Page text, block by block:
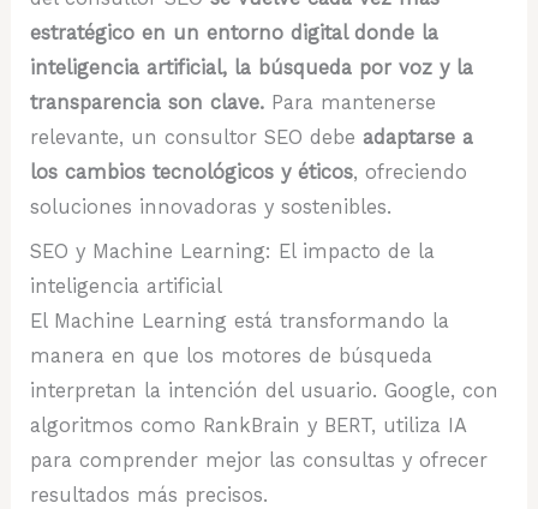
estratégico en un entorno digital donde la
inteligencia artificial, la búsqueda por voz y la
transparencia son clave. Para mantenerse
relevante, un consultor SEO debeadaptarse a
los cambios tecnológicos y éticos, ofreciendo
soluciones innovadoras y sostenibles.
SEO y Machine Learning: El impacto de la
inteligencia artificial
El Machine Learning está transformando la
manera en que los motores de búsqueda
interpretan la intención del usuario. Google, con
algoritmos como RankBrain y BERT, utiliza IA
para comprender mejor las consultas y ofrecer
resultados más precisos.